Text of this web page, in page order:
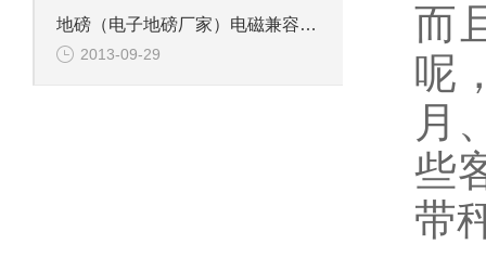
地磅（电子地磅厂家）电磁兼容测试
2013-09-29
而
呢
月
些
带